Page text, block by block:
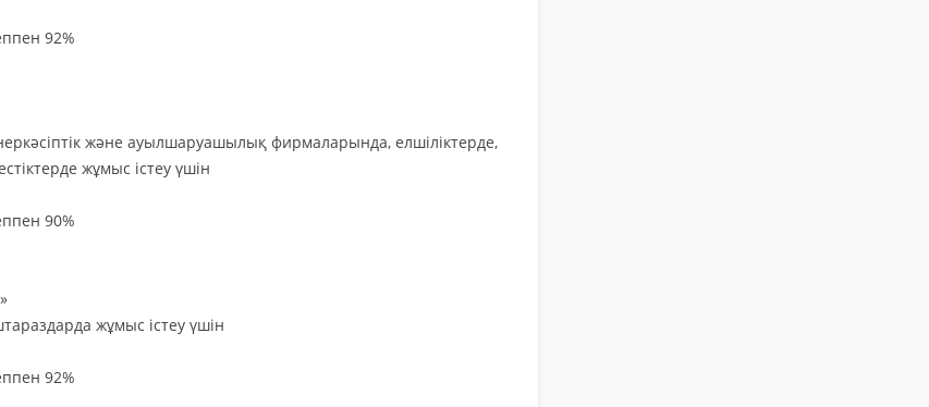
92%
және ауылшаруашылық фирмаларында, елшіліктерде,
жұмыс істеу үшін
90%
жұмыс істеу үшін
92%